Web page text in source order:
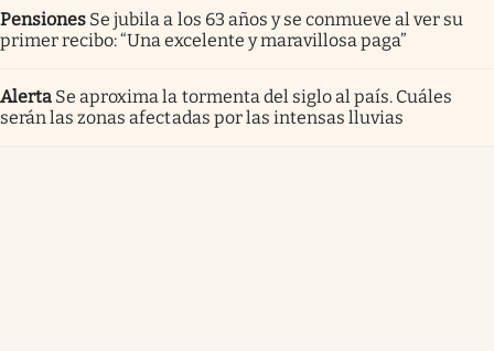
Pensiones Se jubila a los 63 años y se conmueve al ver su
primer recibo: “Una excelente y maravillosa paga”
Alerta Se aproxima la tormenta del siglo al país. Cuáles
serán las zonas afectadas por las intensas lluvias